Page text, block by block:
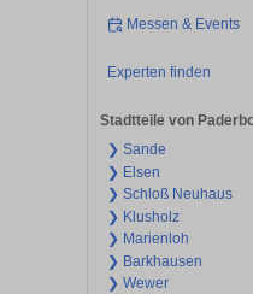
Messen & Events
Experten finden
Stadtteile von
❯ Sande
❯ Elsen
❯ Schloß Neuhaus
❯ Klusholz
❯ Marienloh
❯ Barkhausen
❯ Wewer